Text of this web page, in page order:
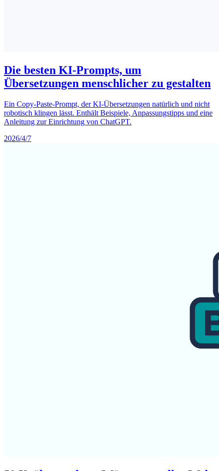
Die besten KI-Prompts, um
Übersetzungen menschlicher zu gestalten
Ein Copy-Paste-Prompt, der KI-Übersetzungen natürlich und nicht
robotisch klingen lässt. Enthält Beispiele, Anpassungstipps und eine
Anleitung zur Einrichtung von ChatGPT.
2026/4/7